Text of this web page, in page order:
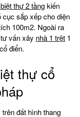
thự 2 tầngkiến
sắp xếp cho diện
100m2. Ngoài ra
vấn xây nhà 1 trệt 1
điển.
thự cổ
đất hình thang